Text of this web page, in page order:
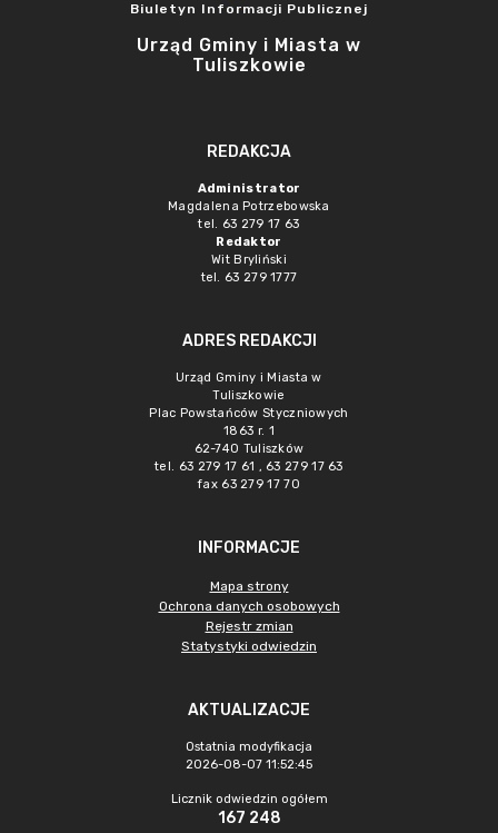
Biuletyn Informacji Publicznej
Urząd Gminy i Miasta w
Tuliszkowie
REDAKCJA
Administrator
Magdalena Potrzebowska
tel. 63 279 17 63
Redaktor
Wit Bryliński
tel. 63 279 1777
ADRES REDAKCJI
Urząd Gminy i Miasta w
Tuliszkowie
Plac Powstańców Styczniowych
1863 r. 1
62-740 Tuliszków
tel. 63 279 17 61 , 63 279 17 63
fax 63 279 17 70
INFORMACJE
Mapa strony
Ochrona danych osobowych
Rejestr zmian
Statystyki odwiedzin
AKTUALIZACJE
Ostatnia modyfikacja
2026-08-07 11:52:45
Licznik odwiedzin ogółem
167 248